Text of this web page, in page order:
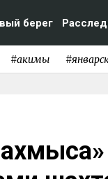
берег
#акимы